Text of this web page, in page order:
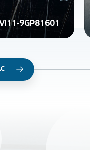
9GP81601